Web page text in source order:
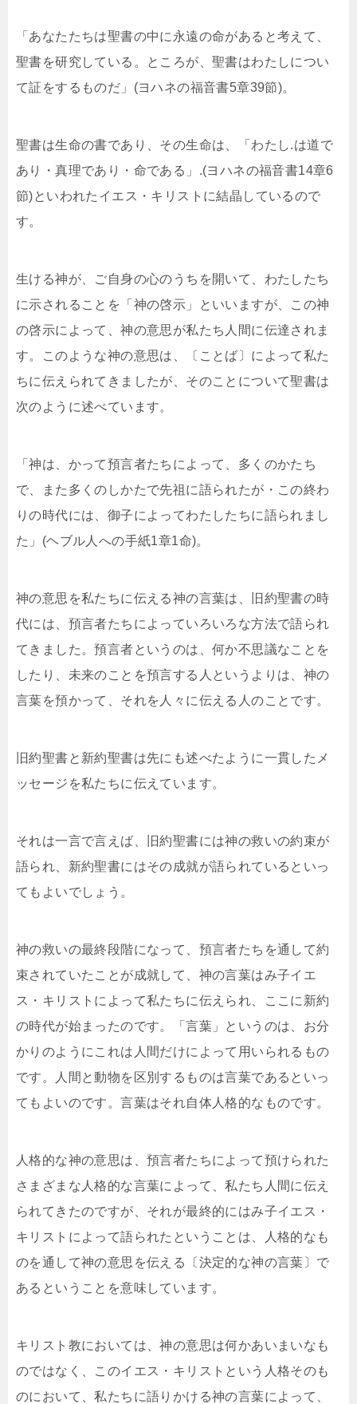
「あなたたちは聖書の中に永遠の命があると考えて、
聖書を研究している。ところが、聖書はわたしについ
て証をするものだ」(ヨハネの福音書5章39節)。
聖書は生命の書であり、その生命は、「わたし.は道で
あり・真理であり・命である」.(ヨハネの福音書14章6
節)といわれたイエス・キリストに結晶しているので
す。
生ける神が、ご自身の心のうちを開いて、わたしたち
に示されることを「神の啓示」といいますが、この神
の啓示によって、神の意思が私たち人間に伝達されま
す。このような神の意思は、〔ことば〕によって私た
ちに伝えられてきましたが、そのことについて聖書は
次のように述べています。
「神は、かって預言者たちによって、多くのかたち
で、また多くのしかたで先祖に語られたが・この終わ
りの時代には、御子によってわたしたちに語られまし
た」(ヘブル人への手紙1章1命)。
神の意思を私たちに伝える神の言葉は、旧約聖書の時
代には、預言者たちによっていろいろな方法で語られ
てきました。預言者というのは、何か不思議なことを
したり、未来のことを預言する人というよりは、神の
言葉を預かって、それを人々に伝える人のことです。
旧約聖書と新約聖書は先にも述べたように一貫したメ
ッセージを私たちに伝えています。
それは一言で言えば、旧約聖書には神の救いの約束が
語られ、新約聖書にはその成就が語られているといっ
てもよいでしょう。
神の救いの最終段階になって、預言者たちを通して約
束されていたことが成就して、神の言葉はみ子イエ
ス・キリストによって私たちに伝えられ、ここに新約
の時代が始まったのです。「言葉」というのは、お分
かりのようにこれは人間だけによって用いられるもの
です。人間と動物を区別するものは言葉であるといっ
てもよいのです。言葉はそれ自体人格的なものです。
人格的な神の意思は、預言者たちによって預けられた
さまざまな人格的な言葉によって、私たち人間に伝え
られてきたのですが、それが最終的にはみ子イエス・
キリストによって語られたということは、人格的なも
のを通して神の意思を伝える〔決定的な神の言葉〕で
あるということを意味しています。
キリスト教においては、神の意思は何かあいまいなも
のではなく、このイエス・キリストという人格そのも
のにおいて、私たちに語りかける神の言葉によって、